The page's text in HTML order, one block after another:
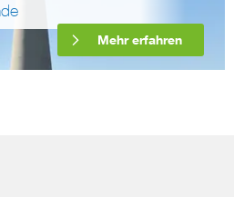
Wasserkraftwerk Hofen